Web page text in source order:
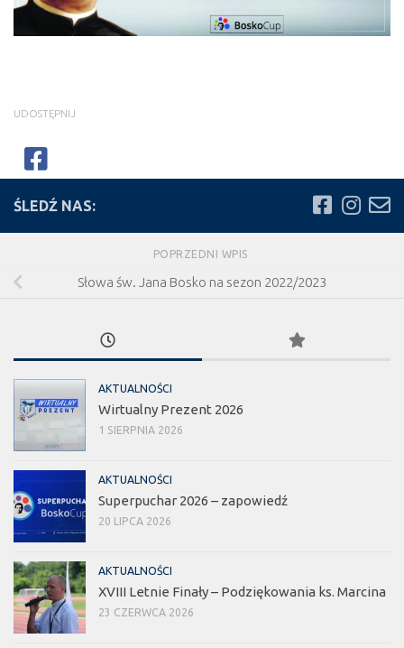
UDOSTĘPNIJ
ŚLEDŹ NAS:
POPRZEDNI WPIS
Słowa św. Jana Bosko na sezon 2022/2023
AKTUALNOŚCI
Wirtualny Prezent 2026
1 SIERPNIA 2026
AKTUALNOŚCI
Superpuchar 2026 – zapowiedź
20 LIPCA 2026
AKTUALNOŚCI
XVIII Letnie Finały – Podziękowania ks. Marcina
23 CZERWCA 2026